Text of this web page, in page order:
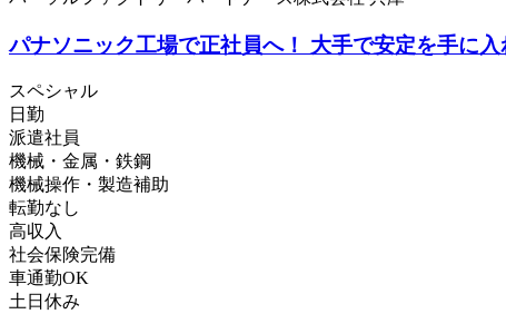
パナソニック工場で正社員へ！ 大手で安定を手に入
スペシャル
日勤
派遣社員
機械・金属・鉄鋼
機械操作・製造補助
転勤なし
高収入
社会保険完備
車通勤OK
土日休み